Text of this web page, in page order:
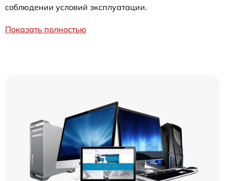
соблюдении условий эксплуатации.
Показать полностью